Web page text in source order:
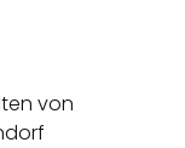
von